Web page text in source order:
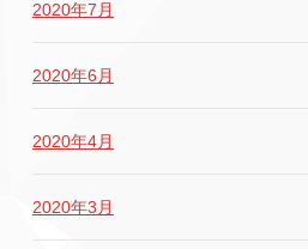
2020年7月
2020年6月
2020年4月
2020年3月